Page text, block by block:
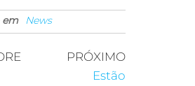
em News
PRÓXIMO
Estão